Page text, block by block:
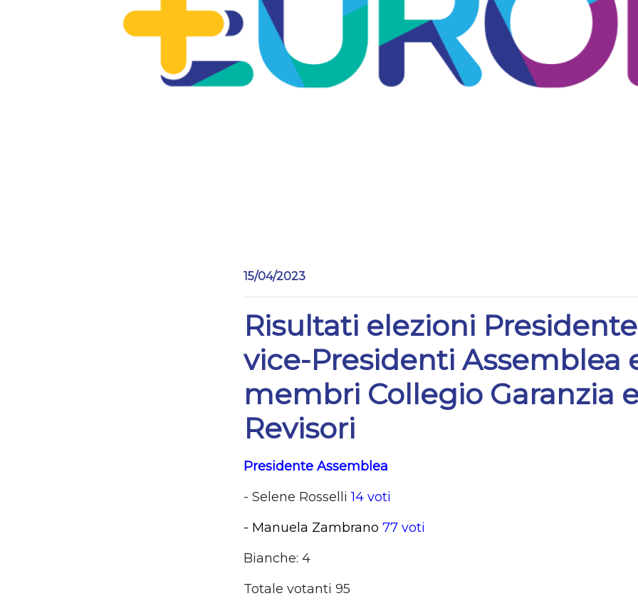
15/04/2023
Risultati elezioni
vice-Presidenti Assemblea
membri Collegio Garanzia
Revisori
Presidente Assemblea
- Selene Rosselli14 voti
- Manuela Zambrano 77 voti
Bianche: 4
Totale votanti 95